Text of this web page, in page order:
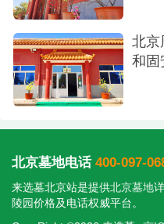
北京
和固
北京墓地电话 400-097-
来选墓北京站是提供北京墓地
陵园价格及电话权威平台。